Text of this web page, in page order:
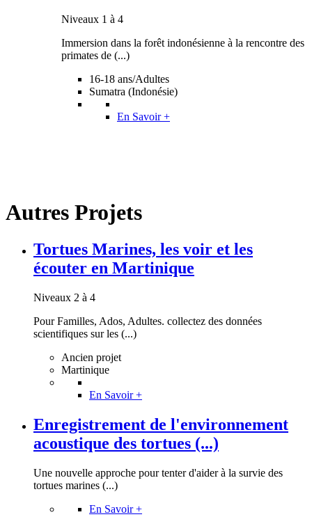
Niveaux 1 à 4
Immersion dans la forêt indonésienne à la rencontre des
primates de (...)
16-18 ans/Adultes
Sumatra (Indonésie)
En Savoir +
Autres Projets
Tortues Marines, les voir et les
écouter en Martinique
Niveaux 2 à 4
Pour Familles, Ados, Adultes. collectez des données
scientifiques sur les (...)
Ancien projet
Martinique
En Savoir +
Enregistrement de l'environnement
acoustique des tortues (...)
Une nouvelle approche pour tenter d'aider à la survie des
tortues marines (...)
En Savoir +